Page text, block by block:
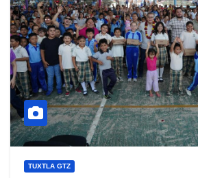
TUXTLA GTZ